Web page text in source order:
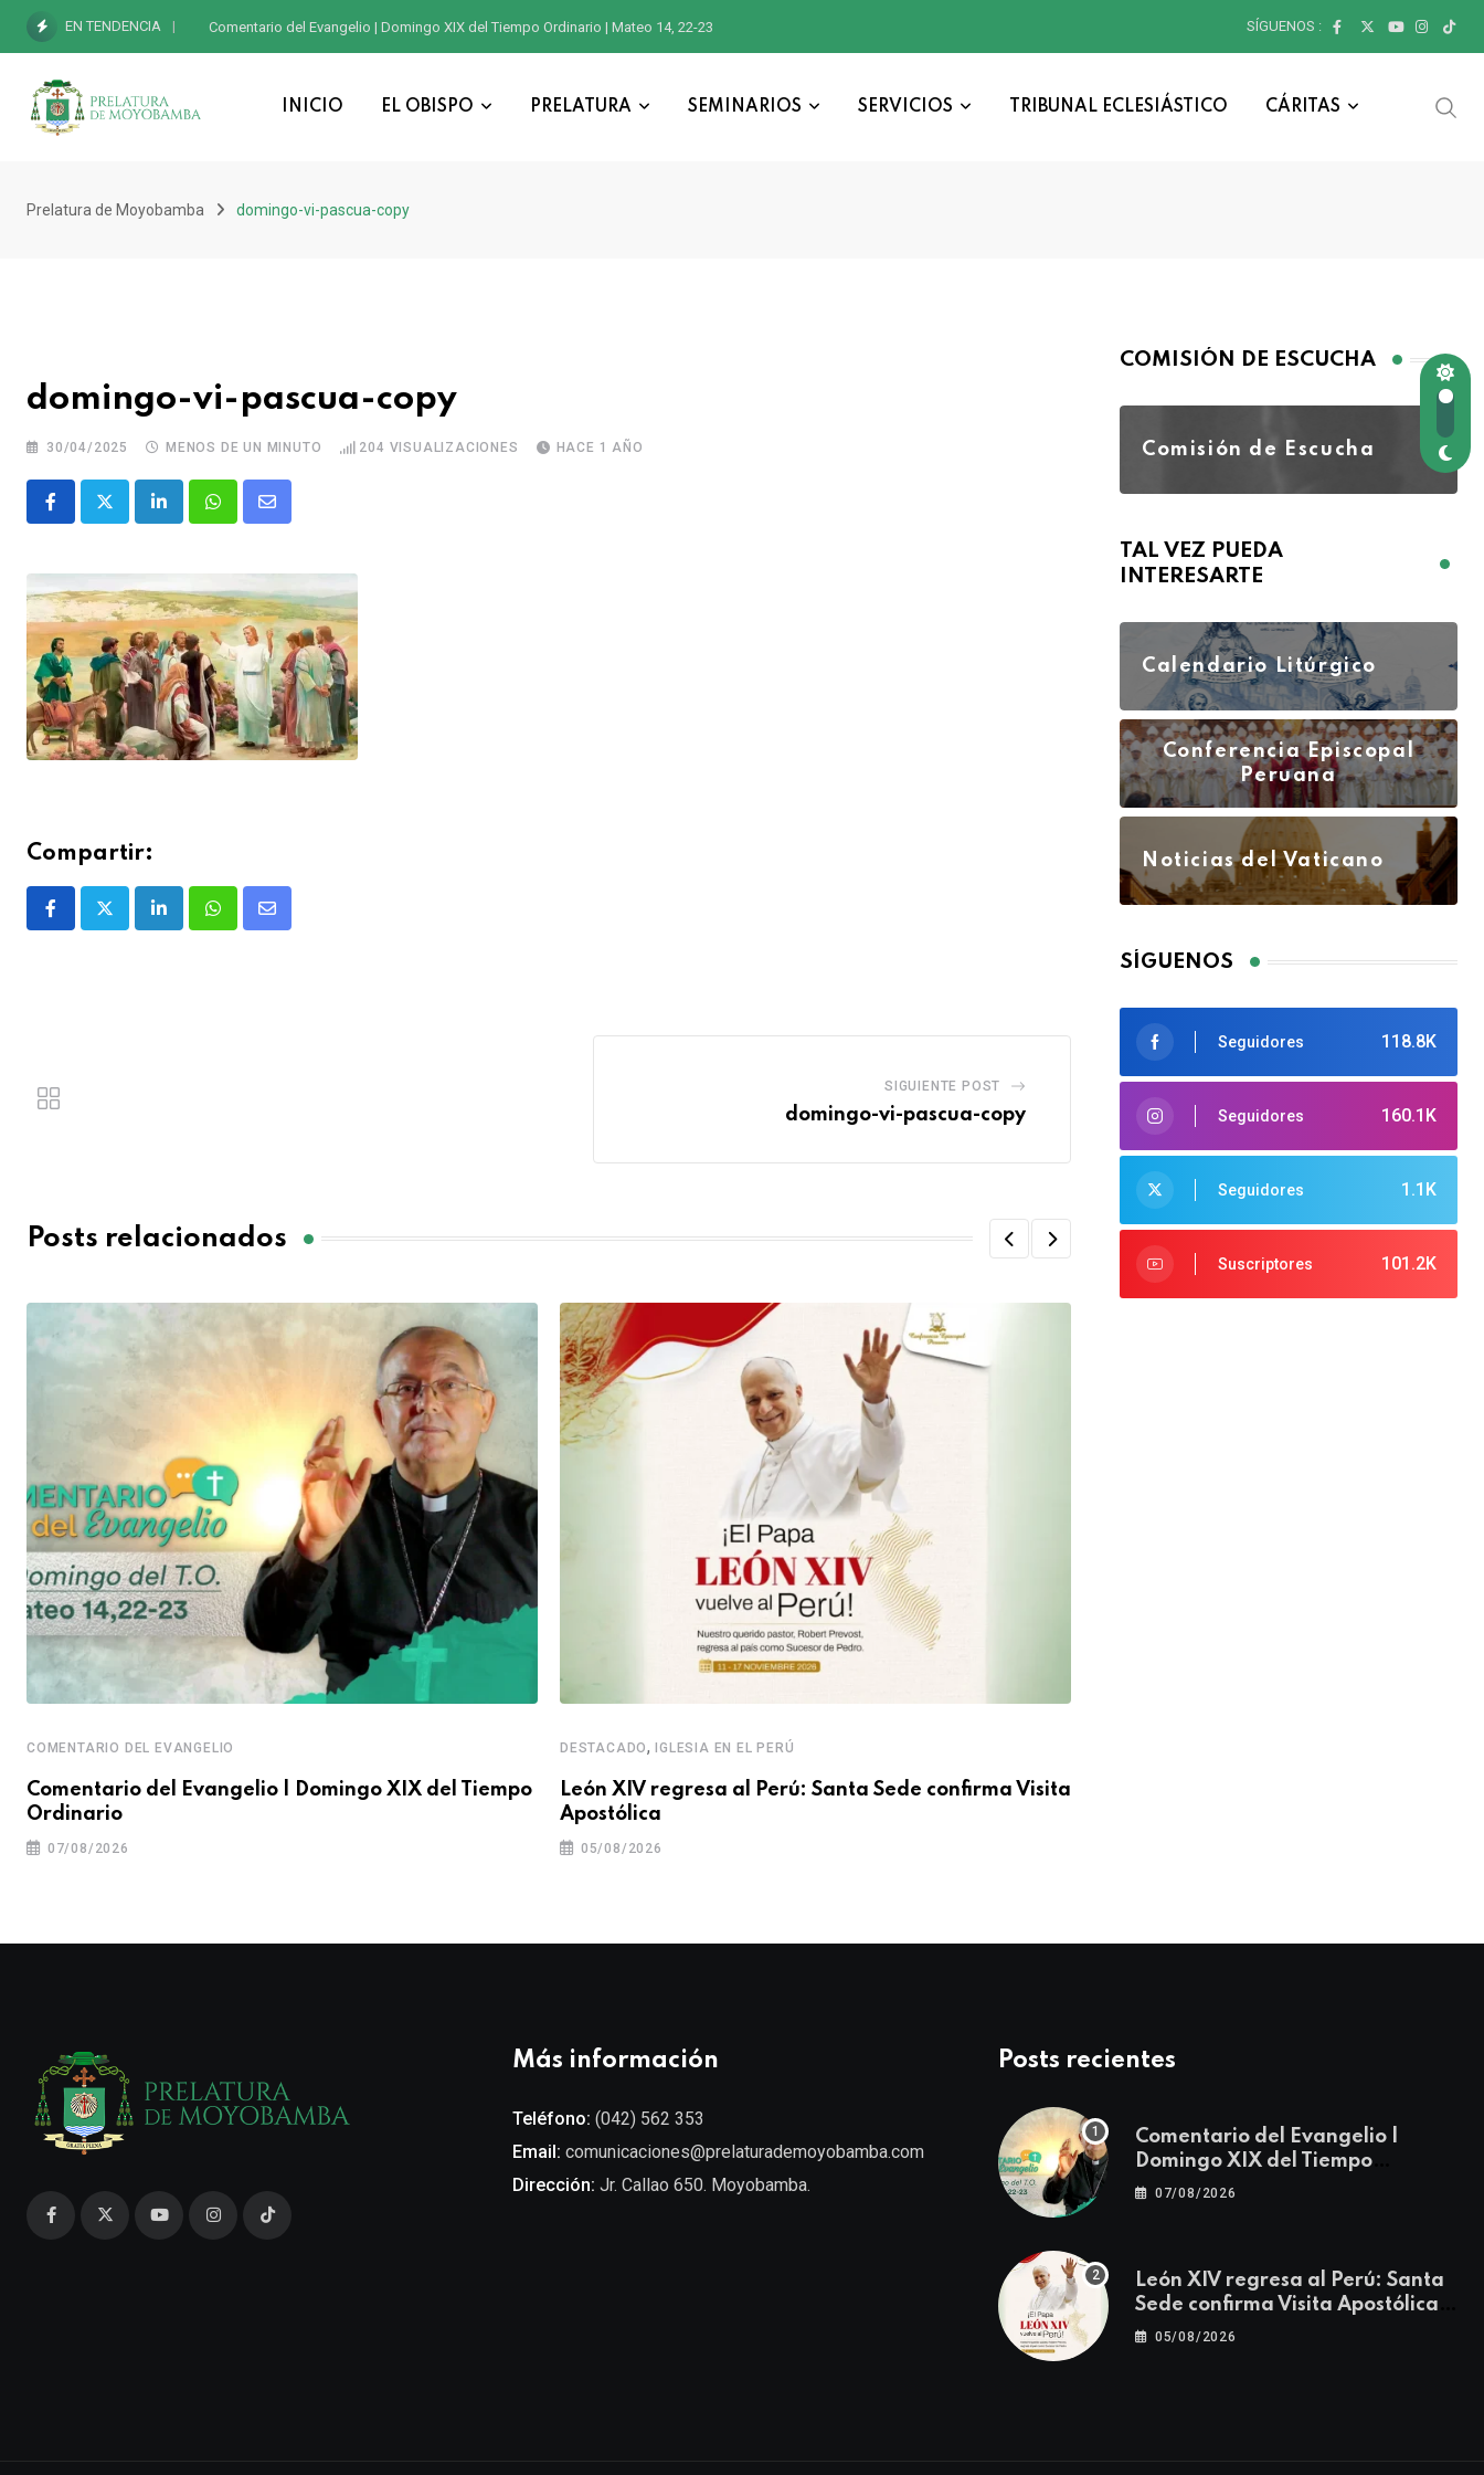
EN TENDENCIA Comentario del Evangelio | Domingo XIX del Tiempo Ordinario | Mateo 14, 22-23 SÍGUENOS :
INICIO EL OBISPO PRELATURA SEMINARIOS SERVICIOS TRIBUNAL ECLESIÁSTICO CÁRITAS
Prelatura de Moyobamba domingo-vi-pascua-copy
domingo-vi-pascua-copy
30/04/2025 MENOS DE UN MINUTO 204 VISUALIZACIONES HACE 1 AÑO
Compartir:
SIGUIENTE POST
domingo-vi-pascua-copy
Posts relacionados
COMENTARIO DEL EVANGELIO
Comentario del Evangelio | Domingo XIX del Tiempo
Ordinario
07/08/2026
DESTACADO,IGLESIA EN EL PERÚ
León XIV regresa al Perú: Santa Sede confirma Visita
Apostólica
05/08/2026
COMISIÓN DE ESCUCHA
Comisión de Escucha
TAL VEZ PUEDA
INTERESARTE
Calendario Litúrgico
Conferencia Episcopal
Peruana
Noticias del Vaticano
SÍGUENOS
118.8K
Seguidores
160.1K
Seguidores
1.1K
Seguidores
101.2K
Suscriptores
Más información
Teléfono: (042) 562 353
Email: comunicaciones@prelaturademoyobamba.com
Dirección: Jr. Callao 650. Moyobamba.
Posts recientes
Comentario del Evangelio |
Domingo XIX del Tiempo
Ordinario | Mateo 14, 22-23
07/08/2026
León XIV regresa al Perú: Santa
Sede confirma Visita Apostólica
del 11 al 17 de noviembre
05/08/2026